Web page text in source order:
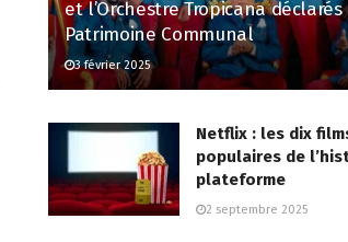
et l’Orchestre Tropicana déclarés
Patrimoine Communal
3 février 2025
Netflix : les dix
populaires de
plateforme
2 septembre 2025